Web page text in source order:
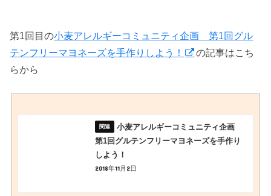
第1回目の小麦アレルギーコミュニティ企画 第1回グル
テンフリーマヨネーズを手作りしよう！
の記事はこち
らから
小麦アレルギーコミュニティ企画
第1回グルテンフリーマヨネーズを手作り
しよう！
2018年11月2日